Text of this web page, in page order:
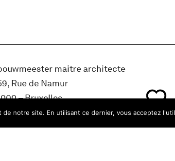
maitre architecte
Rue de Namur
– Bruxelles
notre site. En utilisant ce dernier, vous acceptez